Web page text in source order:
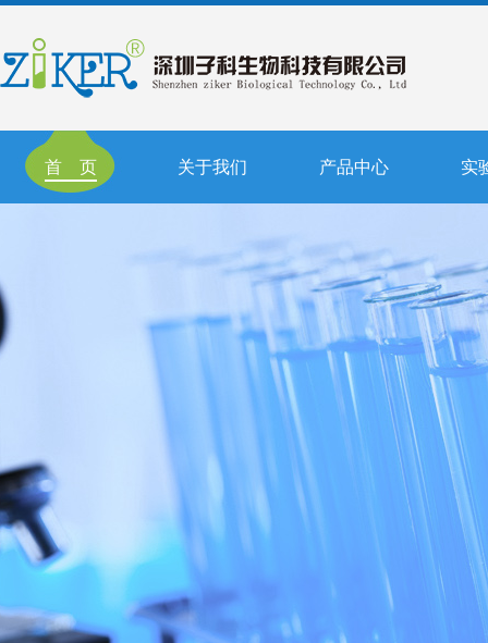
首 页 关于我们 产品中心 实